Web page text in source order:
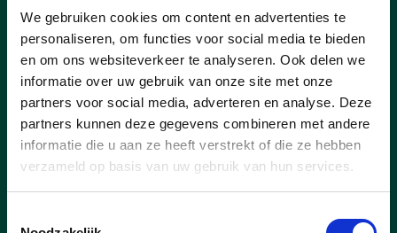
We gebruiken cookies om content en advertenties te
personaliseren, om functies voor social media te bieden
en om ons websiteverkeer te analyseren. Ook delen we
informatie over uw gebruik van onze site met onze
partners voor social media, adverteren en analyse. Deze
partners kunnen deze gegevens combineren met andere
informatie die u aan ze heeft verstrekt of die ze hebben
verzameld op basis van uw gebruik van hun services.
Oog voor lekker
De helft van de leerlingen in de provincie
Antwerpen eet gezonde tussendoortjes
op school dankzij Oog voor Lekkers, toch
roept parlementslid Mien Van Olmen op
om nog een tandje bij te steken.